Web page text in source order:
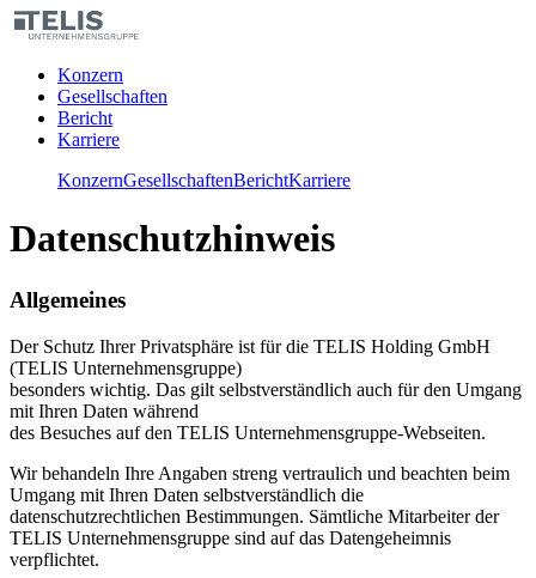
Konzern
Gesellschaften
Bericht
Karriere
KonzernGesellschaftenBerichtKarriere
Datenschutzhinweis
Allgemeines
Der Schutz Ihrer Privatsphäre ist für die TELIS Holding GmbH
(TELIS Unternehmensgruppe)
besonders wichtig. Das gilt selbstverständlich auch für den Umgang
mit Ihren Daten während
des Besuches auf den TELIS Unternehmensgruppe-Webseiten.
Wir behandeln Ihre Angaben streng vertraulich und beachten beim
Umgang mit Ihren Daten selbstverständlich die
datenschutzrechtlichen Bestimmungen. Sämtliche Mitarbeiter der
TELIS Unternehmensgruppe sind auf das Datengeheimnis
verpflichtet.